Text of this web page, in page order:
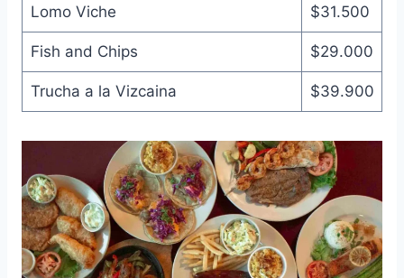
Lomo Viche $31.500
Fish and Chips $29.000
Trucha a la Vizcaina $39.900